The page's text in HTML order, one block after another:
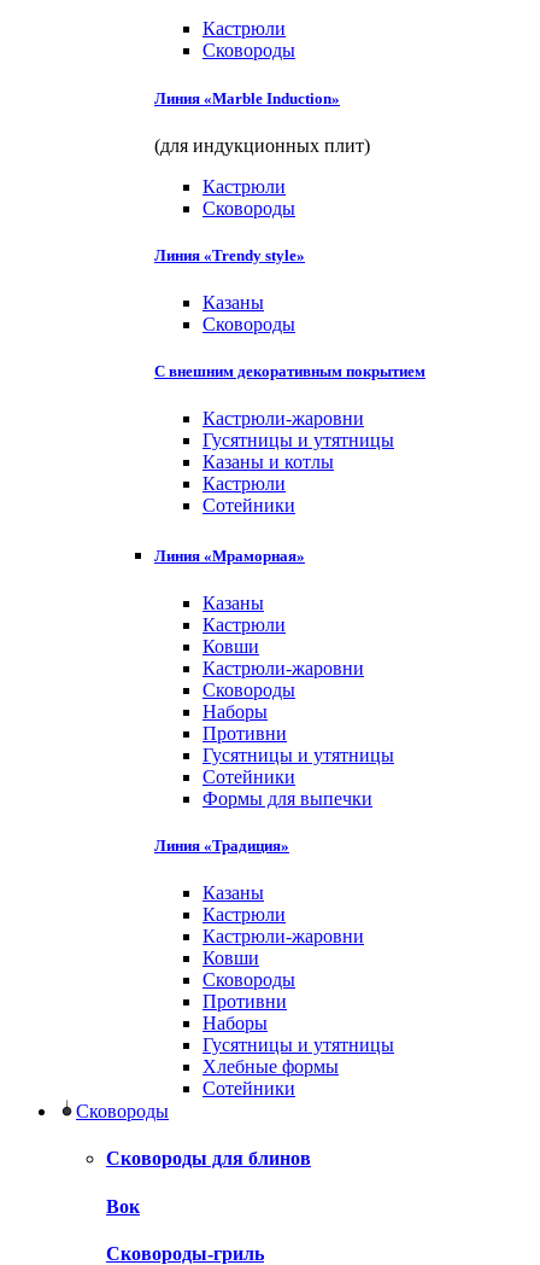
Кастрюли
Сковороды
Линия «Marble Induction»
(для индукционных плит)
Кастрюли
Сковороды
Линия «Trendy style»
Казаны
Сковороды
С внешним декоративным покрытием
Кастрюли-жаровни
Гусятницы и утятницы
Казаны и котлы
Кастрюли
Сотейники
Линия «Мраморная»
Казаны
Кастрюли
Ковши
Кастрюли-жаровни
Сковороды
Наборы
Противни
Гусятницы и утятницы
Сотейники
Формы для выпечки
Линия «Традиция»
Казаны
Кастрюли
Кастрюли-жаровни
Ковши
Сковороды
Противни
Наборы
Гусятницы и утятницы
Хлебные формы
Сотейники
Сковороды
Сковороды для блинов
Вок
Сковороды-гриль